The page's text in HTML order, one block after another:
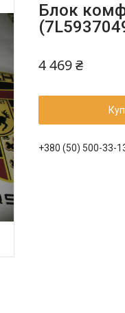
Блок
4 469 ₴
+380 (50) 500-33-